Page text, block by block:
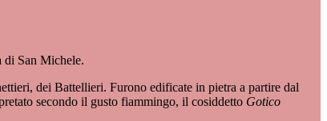
di San Michele.
dei Battellieri. Furono edificate in pietra a partire dal
secondo il gusto fiammingo, il cosiddetto Gotico